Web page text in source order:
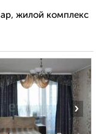
жилой комплекс
›